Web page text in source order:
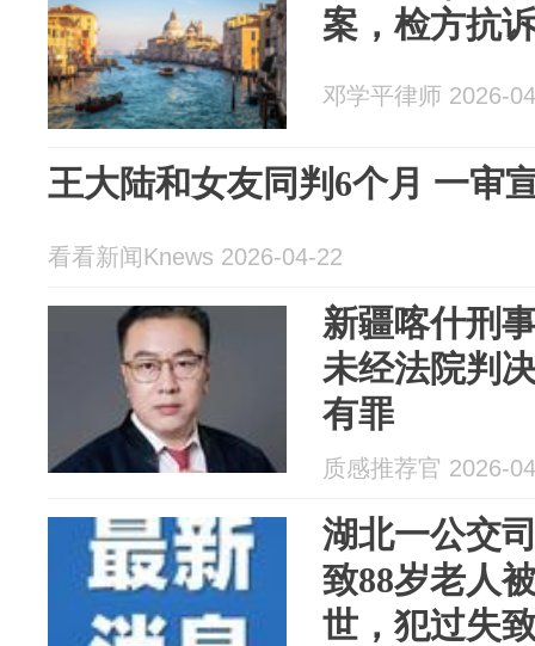
案，检方抗
邓学平律师 2026-
王大陆和女友同判6个月 一审
看看新闻Knews 2026-04-22
新疆喀什刑
未经法院判
有罪
质感推荐官 2026-
湖北一公交
致88岁老人
世，犯过失